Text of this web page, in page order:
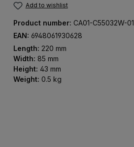
Add to wishlist
Product number: CA01-C55032W-01
EAN: 6948061930628
Length: 220 mm
Width: 85 mm
Height: 43 mm
Weight: 0.5 kg